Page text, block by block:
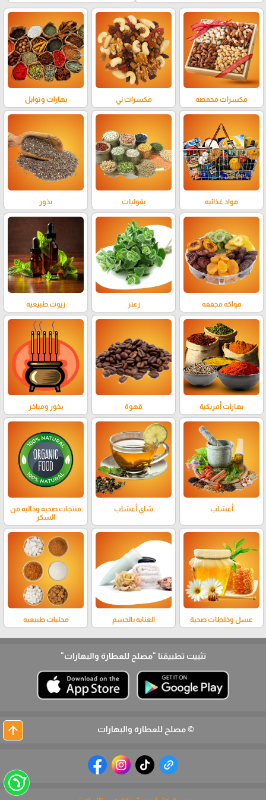
مكسرات محمصه مكسرات ني بهارات وتوابل
مواد غذائيه بقوليات بذور
فواكه مجففه زعتر زيوت طبيعيه
بهارات أمريكية قهوة بخور ومباخر
أعشاب شاي أعشاب
منتجات صحيه وخاليه من
السكر
عسل وخلطات صحية العنايه بالجسم محليات طبيعيه
تثبيت تطبيقنا "مصلح للعطارة والبهارات"
© مصلح للعطارة والبهارات arrow_upward